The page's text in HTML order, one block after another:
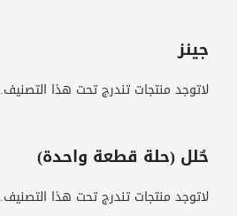
جينز
لاتوجد منتجات تندرج تحت هذا التصنيف.
حٌلل (حلة قطعة واحدة)
لاتوجد منتجات تندرج تحت هذا التصنيف.